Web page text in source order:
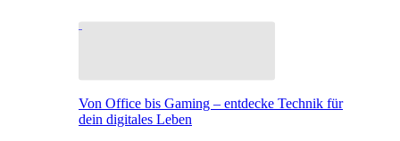
Von Office bis Gaming – entdecke Technik für
dein digitales Leben